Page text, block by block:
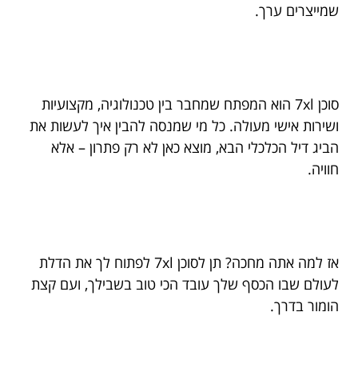
שמייצרים ערך.
סוכן 7xl הוא המפתח שמחבר בין טכנולוגיה, מקצועיות
ושירות אישי מעולה. כל מי שמנסה להבין איך לעשות את
הביג דיל הכלכלי הבא, מוצא כאן לא רק פתרון – אלא
חוויה.
אז למה אתה מחכה? תן לסוכן 7xl לפתוח לך את הדלת
לעולם שבו הכסף שלך עובד הכי טוב בשבילך, ועם קצת
הומור בדרך.